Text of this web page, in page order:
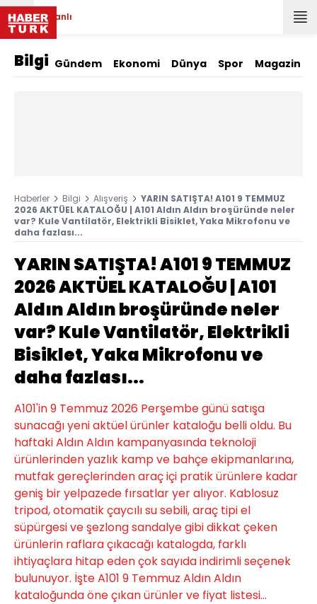
Canlı
Bilgi Gündem Ekonomi Dünya Spor Magazin
Haberler Bilgi Alışveriş
YARIN SATIŞTA! A101 9 TEMMUZ
2026 AKTÜEL KATALOĞU | A101 Aldın Aldın broşüründe neler
var? Kule Vantilatör, Elektrikli Bisiklet, Yaka Mikrofonu ve
daha fazlası...
YARIN SATIŞTA! A101 9 TEMMUZ
2026 AKTÜEL KATALOĞU | A101
Aldın Aldın broşüründe neler
var? Kule Vantilatör, Elektrikli
Bisiklet, Yaka Mikrofonu ve
daha fazlası...
A101'in 9 Temmuz 2026 Perşembe günü satışa
sunacağı yeni aktüel ürünler kataloğu belli oldu. Bu
haftaki Aldın Aldın kampanyasında teknoloji
ürünlerinden yazlık kamp ve bahçe ekipmanlarına,
mutfak gereçlerinden araç içi pratik ürünlere kadar
geniş bir yelpazede fırsatlar yer alıyor. Kablosuz
tripod, otomatik çaycılı su sebili, araç tipi el
süpürgesi ve şezlong sandalye gibi dikkat çeken
ürünlerin raflara çıkacağı katalogda, farklı
ihtiyaçlara hitap eden çok sayıda indirimli seçenek
bulunuyor. İşte A101 9 Temmuz Aldın Aldın
kataloğunda öne çıkan ürünler ve fiyat listesi...